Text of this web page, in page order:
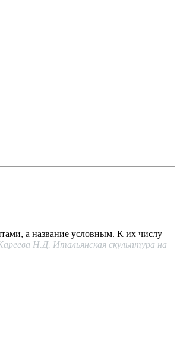
а название условным. К их числу
Н.Д. Итальянская скульптура на